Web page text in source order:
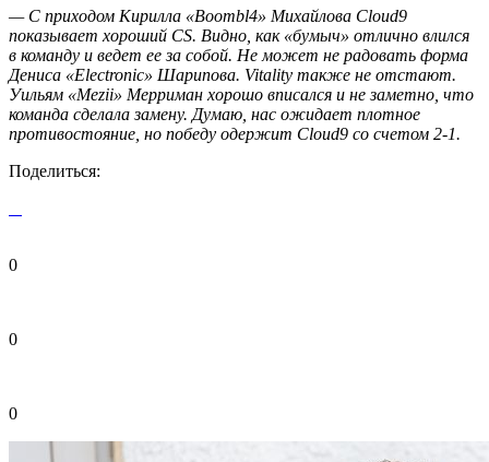
— C приходом Кирилла «Boombl4» Михайлова Cloud9
показывает хороший CS. Видно, как «бумыч» отлично влился
в команду и ведет ее за собой. Не может не радовать форма
Дениса «Electronic» Шарипова. Vitality также не отстают.
Уильям «Mezii⁠» Мерриман хорошо вписался и не заметно, что
команда сделала замену. Думаю, нас ожидает плотное
противостояние, но победу одержит Cloud9 со счетом 2-1.
Поделиться:
0
0
0